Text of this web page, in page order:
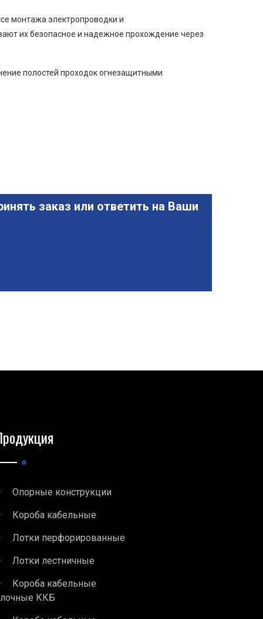
монтажа электропроводки и
их безопасное и надежное прохождение через
полостей проходок огнезащитными
заказ или ответить на Ваши
Опорные конструкции
Короба кабельные
Лотки перфорированные
Лотки лестничные
Короба кабельные
ККБ